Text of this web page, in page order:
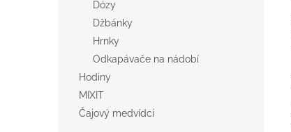
Dózy
Džbánky
Hrnky
Odkapávače na nádobí
Hodiny
MIXIT
Čajový medvídci